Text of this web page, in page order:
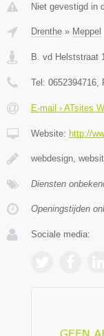
Niet gevestigd in
Drenthe » Meppel
B. vd Helststraat
Tel: 0652394716
E-mail › ATsites
Website: http://
webdesign,
Diensten
Openingstijden
Sociale media: